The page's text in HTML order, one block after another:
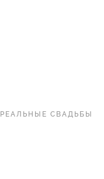
РЕАЛЬНЫЕ СВАДЬБЫ